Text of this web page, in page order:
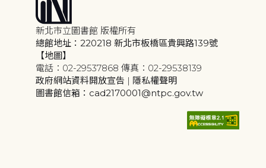
新北市立圖書館 版權所有
總館地址：220218 新北市板橋區貴興路139號
【地圖】
電話：02-29537868 傳真：02-29538139
政府網站資料開放宣告 | 隱私權聲明
圖書館信箱：cad2170001@ntpc.gov.tw